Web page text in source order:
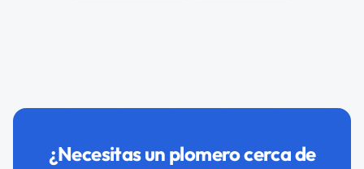
¿Necesitas un plomero cerca de